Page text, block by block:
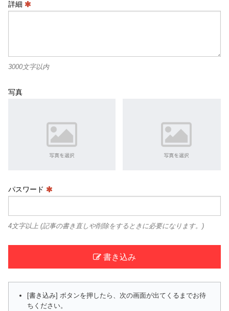
詳細
3000文字以内
写真
パスワード
4文字以上 (記事の書き直しや削除をするときに必要になります。)
書き込み
[書き込み] ボタンを押したら、次の画面が出てくるまでお待
ちください。